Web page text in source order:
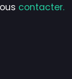
contacter.